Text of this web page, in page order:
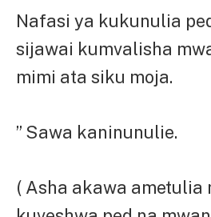
Nafasi ya kukunulia
sijawai kumvalisha
mimi ata siku moja.
” Sawa kaninunulie.
( Asha akawa ametulia